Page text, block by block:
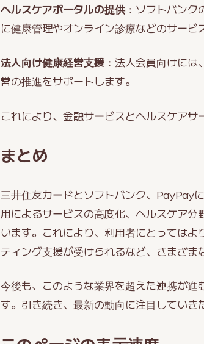
ヘルスケアポータルの提供 ：ソフトバン
に健康管理やオンライン診療などのサービ
法人向け健康経営支援 ：法人会員向けに
営の推進をサポートします。
これにより、金融サービスとヘルスケアサ
まとめ
三井住友カードとソフトバンク、PayPay
用によるサービスの高度化、ヘルスケア
います。これにより、利用者にとっては
ティング支援が受けられるなど、さまざま
今後も、このような業界を超えた連携が
す。引き続き、最新の動向に注目していき